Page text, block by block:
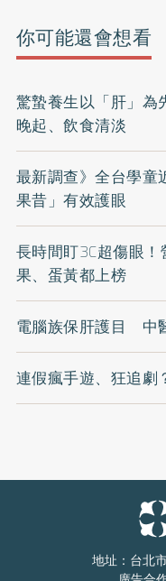
你可能還會想看
驚蟄養生以「肝」為
晚起、飲食清淡
最新調查》全台學童
果昔」有效護眼
長時間盯3C超傷眼
果、蛋黃都上榜
電腦族保肝護目 中
連假瘋手遊、狂追劇
地址：台北